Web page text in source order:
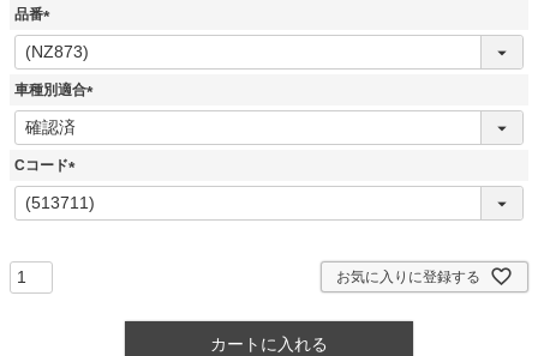
品番
(
必
須
車種別適合
(
Cコード
(
必
お気に入りに登録する
カートに入れる